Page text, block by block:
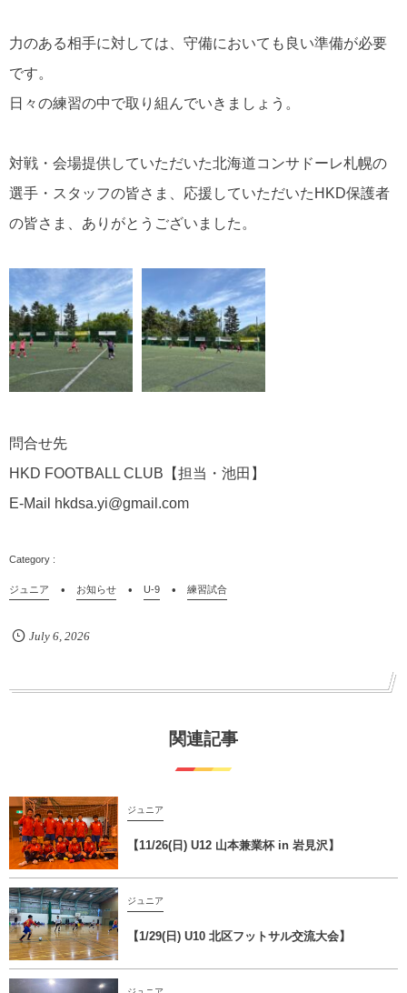
力のある相手に対しては、守備においても良い準備が必要
です。
日々の練習の中で取り組んでいきましょう。
対戦・会場提供していただいた北海道コンサドーレ札幌の
選手・スタッフの皆さま、応援していただいたHKD保護者
の皆さま、ありがとうございました。
問合せ先
HKD FOOTBALL CLUB【担当・池田】
E-Mail hkdsa.yi@gmail.com
ジュニア お知らせ U-9 練習試合
July 6, 2026
関連記事
ジュニア
【11/26(日) U12 山本兼業杯 in 岩見沢】
ジュニア
【1/29(日) U10 北区フットサル交流大会】